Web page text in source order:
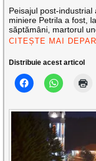
Peisajul post-industrial
miniere Petrila a fost,
săptămâni, martorul
CITEȘTE MAI
Distribuie acest articol